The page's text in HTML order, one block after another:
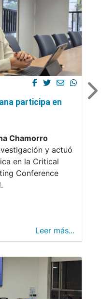
participa en
Chamorro
y actuó
en la Critical
Conference
Leer más...